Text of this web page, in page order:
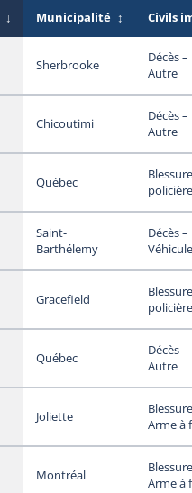
↓ Municipalité ↕ Civils
Sherbrooke
Décès
Autre
Chicoutimi
Décès
Autre
Québec
Saint-
Barthélemy
Décès
Gracefield
Québec
Décès
Autre
Joliette
Arme à
Montréal
Arme à